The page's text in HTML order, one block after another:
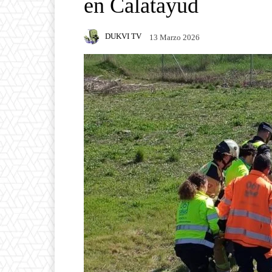
en Calatayud
DUKVI TV 13 Marzo 2026